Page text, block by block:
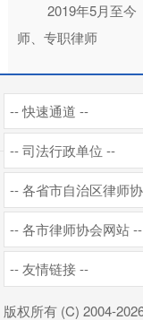
2019年5月至
师、专职律师
-- 快速通道 --
-- 司法行政单位 --
-- 各省市自治区律师
-- 各市律师协会网站 --
-- 友情链接 --
版权所有 (C) 2004-